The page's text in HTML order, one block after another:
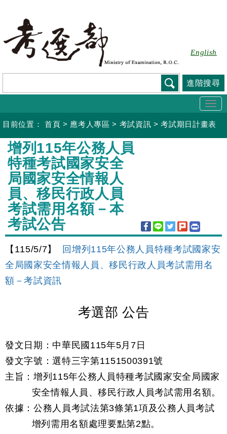
要
容
English
進階搜尋
目前位置： 首頁 > 應考人專區 > 考試資訊 >考試期日計畫表
:::
增列115年公務人員
特種考試國家安全
局國家安全情報人
員、移民行政人員
考試需用名額－本
考試公告
【115/5/7】
回增列115年公務人員特種考試國家安
全局國家安全情報人員、移民行政人員考試需用名
額－考試資訊
考選部 公告
發文日期：中華民國115年5月7日
發文字號：選特三字第1151500391號
主旨：增列115年公務人員特種考試國家安全局國家
安全情報人員、移民行政人員考試需用名額。
依據：公務人員考試法第3條第1項及公務人員考試
增列需用名額處理要點第2點。